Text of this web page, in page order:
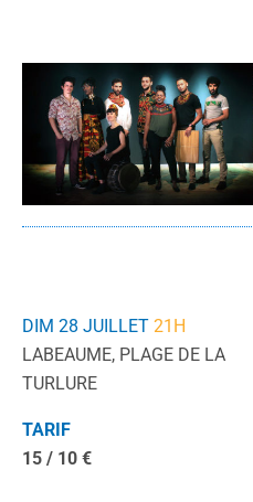
DIM 28 JUILLET 21H
LABEAUME, PLAGE DE LA
TURLURE
TARIF
15 / 10 €